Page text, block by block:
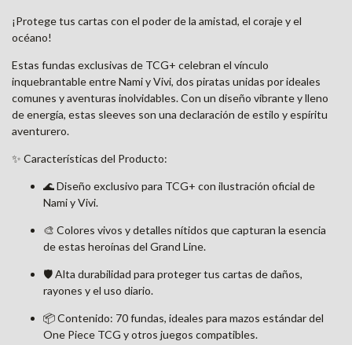
¡Protege tus cartas con el poder de la amistad, el coraje y el
océano!
Estas fundas exclusivas de TCG+ celebran el vínculo
inquebrantable entre Nami y Vivi, dos piratas unidas por ideales
comunes y aventuras inolvidables. Con un diseño vibrante y lleno
de energía, estas sleeves son una declaración de estilo y espíritu
aventurero.
✨ Características del Producto:
🌊 Diseño exclusivo para TCG+ con ilustración oficial de
Nami y Vivi.
🎨 Colores vivos y detalles nítidos que capturan la esencia
de estas heroínas del Grand Line.
🛡️ Alta durabilidad para proteger tus cartas de daños,
rayones y el uso diario.
📦 Contenido: 70 fundas, ideales para mazos estándar del
One Piece TCG y otros juegos compatibles.